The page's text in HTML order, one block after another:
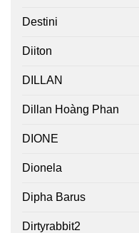
Destini
Diiton
DILLAN
Dillan Hoàng Phan
DIONE
Dionela
Dipha Barus
Dirtyrabbit2